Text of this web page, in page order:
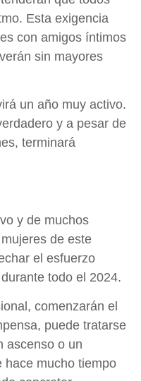
Esta exigencia
con amigos íntimos
sin mayores
un año muy activo.
y a pesar de
terminará
y de muchos
de este
el esfuerzo
todo el 2024.
comenzarán el
puede tratarse
ascenso o un
hace mucho tiempo